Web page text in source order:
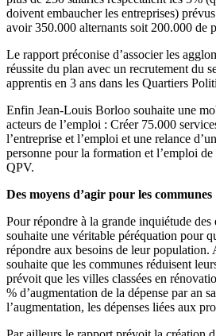
doivent embaucher les entreprises)
avoir 350.000 alternants soit 200.000 de
Le rapport préconise d’associer les
réussite du plan avec un recrutement du
apprentis en 3 ans dans les Quartiers
Enfin Jean-Louis Borloo souhaite une
acteurs de l’emploi : Créer 75.000
l’entreprise et l’emploi et une relance
personne pour la formation et l’emploi
QPV.
Des moyens d’agir pour les communes
Pour répondre à la grande inquiétude
souhaite une véritable péréquation pour
répondre aux besoins de leur population.
souhaite que les communes réduisent
prévoit que les villes classées en
% d’augmentation de la dépense par an
l’augmentation, les dépenses liées aux